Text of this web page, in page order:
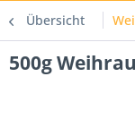
Übersicht
500g